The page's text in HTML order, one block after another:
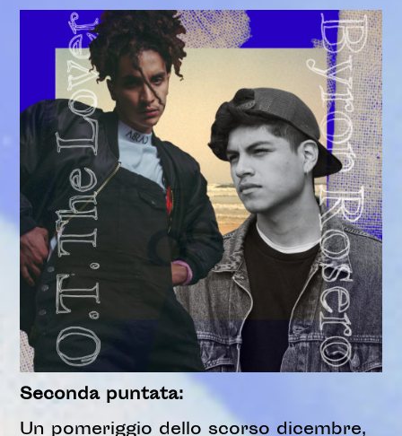
Seconda puntata:
Un pomeriggio dello scorso dicembre,